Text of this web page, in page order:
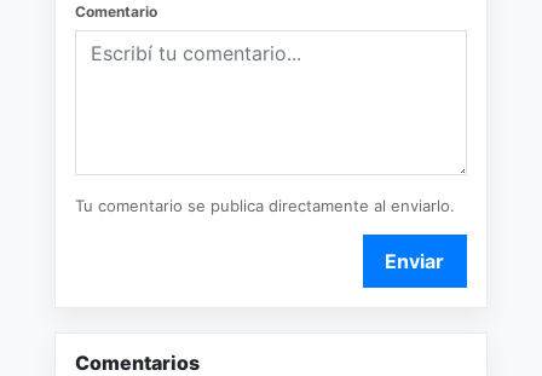
Comentario
Tu comentario se publica directamente al enviarlo.
Enviar
Comentarios